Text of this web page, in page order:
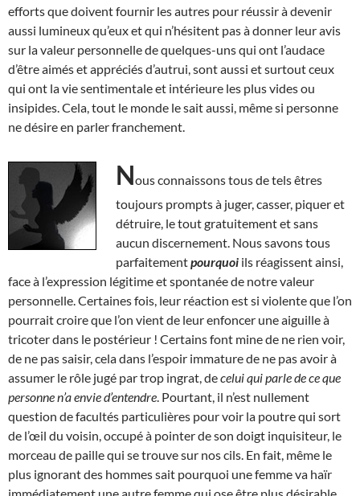
efforts que doivent fournir les autres pour réussir à devenir
aussi lumineux qu’eux et qui n’hésitent pas à donner leur avis
sur la valeur personnelle de quelques-uns qui ont l’audace
d’être aimés et appréciés d’autrui, sont aussi et surtout ceux
qui ont la vie sentimentale et intérieure les plus vides ou
insipides. Cela, tout le monde le sait aussi, même si personne
ne désire en parler franchement.
Nous connaissons tous de tels êtres
toujours prompts à juger, casser, piquer et
détruire, le tout gratuitement et sans
aucun discernement. Nous savons tous
parfaitementpourquoi ils réagissent ainsi,
face à l’expression légitime et spontanée de notre valeur
personnelle. Certaines fois, leur réaction est si violente que l’on
pourrait croire que l’on vient de leur enfoncer une aiguille à
tricoter dans le postérieur ! Certains font mine de ne rien voir,
de ne pas saisir, cela dans l’espoir immature de ne pas avoir à
assumer le rôle jugé par trop ingrat, decelui qui parle de ce que
personne n’a envie d’entendre . Pourtant, il n’est nullement
question de facultés particulières pour voir la poutre qui sort
de l’œil du voisin, occupé à pointer de son doigt inquisiteur, le
morceau de paille qui se trouve sur nos cils. En fait, même le
plus ignorant des hommes sait pourquoi une femme va haïr
immédiatement une autre femme qui ose être plus désirable